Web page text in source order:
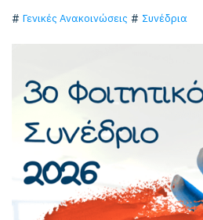
Γενικές Ανακοινώσεις Συνέδρια